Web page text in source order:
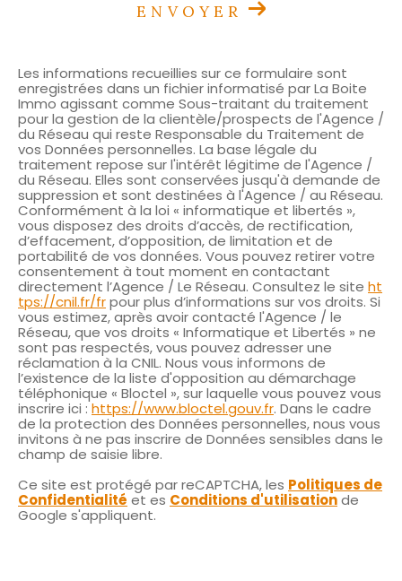
ENVOYER
Les informations recueillies sur ce formulaire sont
enregistrées dans un fichier informatisé par La Boite
Immo agissant comme Sous-traitant du traitement
pour la gestion de la clientèle/prospects de l'Agence /
du Réseau qui reste Responsable du Traitement de
vos Données personnelles. La base légale du
traitement repose sur l'intérêt légitime de l'Agence /
du Réseau. Elles sont conservées jusqu'à demande de
suppression et sont destinées à l'Agence / au Réseau.
Conformément à la loi « informatique et libertés »,
vous disposez des droits d’accès, de rectification,
d’effacement, d’opposition, de limitation et de
portabilité de vos données. Vous pouvez retirer votre
consentement à tout moment en contactant
directement l’Agence / Le Réseau. Consultez le site ht
tps://cnil.fr/frpour plus d’informations sur vos droits. Si
vous estimez, après avoir contacté l'Agence / le
Réseau, que vos droits « Informatique et Libertés » ne
sont pas respectés, vous pouvez adresser une
réclamation à la CNIL. Nous vous informons de
l’existence de la liste d'opposition au démarchage
téléphonique « Bloctel », sur laquelle vous pouvez vous
inscrire ici : https://www.bloctel.gouv.fr. Dans le cadre
de la protection des Données personnelles, nous vous
invitons à ne pas inscrire de Données sensibles dans le
champ de saisie libre.
Ce site est protégé par reCAPTCHA, les Politiques de
Confidentialité et es Conditions d'utilisationde
Google s'appliquent.